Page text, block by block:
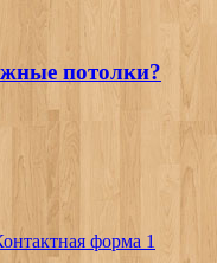
потолки?
форма 1